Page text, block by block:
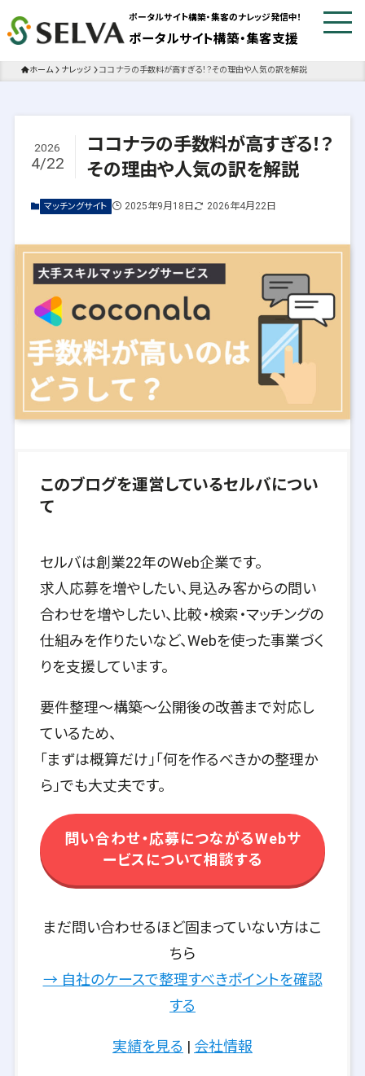
ポータルサイト構築・集客のナレッジ発信中！
ポータルサイト構築・集客支援
ホーム ナレッジ ココナラの手数料が高すぎる！？その理由や人気の訳を解説
ココナラの手数料が高すぎる！？
その理由や人気の訳を解説
2026
4/22
マッチングサイト 2025年9月18日 2026年4月22日
このブログを運営しているセルバについ
て
セルバは創業22年のWeb企業です。
求人応募を増やしたい、見込み客からの問い
合わせを増やしたい、比較・検索・マッチングの
仕組みを作りたいなど、Webを使った事業づく
りを支援しています。
要件整理〜構築〜公開後の改善まで対応し
ているため、
「まずは概算だけ」「何を作るべきかの整理か
ら」でも大丈夫です。
問い合わせ・応募につながるWebサ
ービスについて相談する
まだ問い合わせるほど固まっていない方はこ
ちら
→ 自社のケースで整理すべきポイントを確認
する
実績を見る | 会社情報